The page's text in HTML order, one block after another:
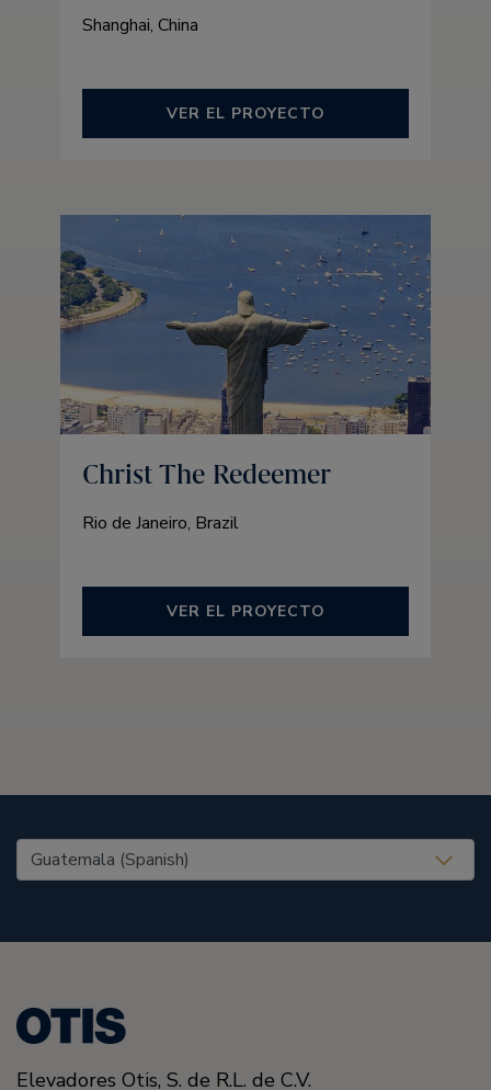
Shanghai, China
VER EL PROYECTO
Christ The Redeemer
Rio de Janeiro, Brazil
VER EL PROYECTO
United States (EN)
Elevadores Otis, S. de R.L. de C.V.